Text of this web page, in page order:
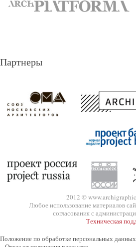
Партнеры
2012 ©
Любое использование материалов
согласования с
Техническая
Положение по обработке персональных данных